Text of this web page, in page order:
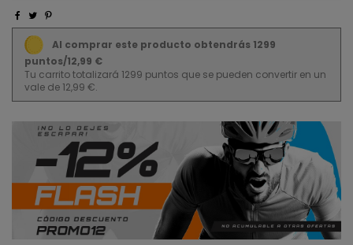
Al comprar este producto obtendrás 1299
puntos/12,99 €
Tu carrito totalizará 1299 puntos que se pueden convertir en un
vale de 12,99 €.